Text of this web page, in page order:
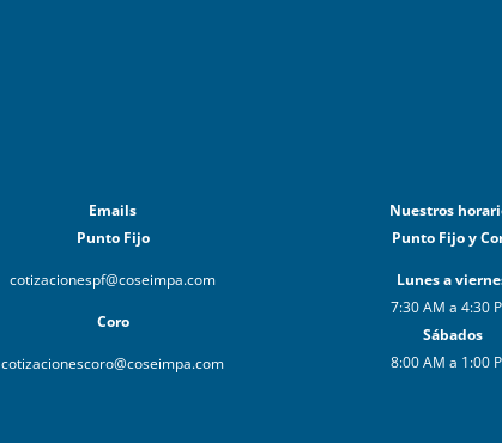
Emails
Punto Fijo
cotizacionespf@coseimpa.com
Coro
cotizacionescoro@coseimpa.com
Nuestros
Punto Fijo y
Lunes a
7:30 AM a 4:30
Sábados
8:00 AM a 1:00